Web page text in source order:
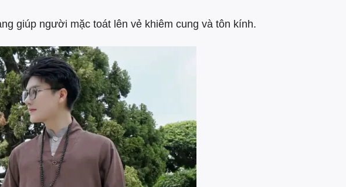
giúp người mặc toát lên vẻ khiêm cung và tôn kính.